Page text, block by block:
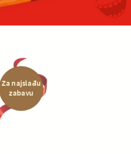
Za najslađu
zabavu